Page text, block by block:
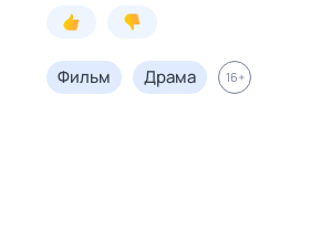
Фильм Драма 16+